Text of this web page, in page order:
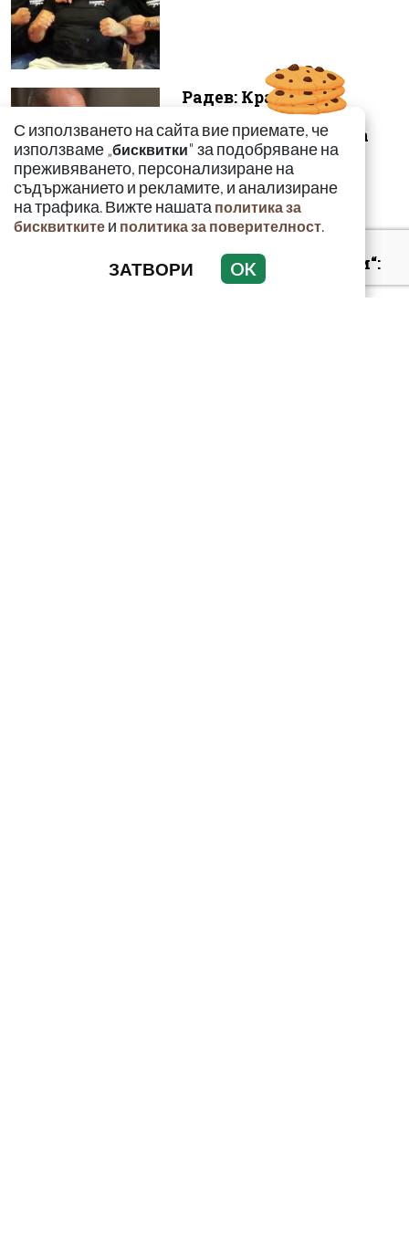
Радев: Край на 15-
годишната сага –
безценният архив на
македонските бъ...
„Умира се за секунди“:
Токсиколог
С използването на сайта вие приемате, че
използваме „бисквитки" за подобряване на
преживяването, персонализиране на
съдържанието и рекламите, и анализиране
на трафика. Вижте нашата политика за
бисквитките и политика за поверителност.
ЗАТВОРИ OK